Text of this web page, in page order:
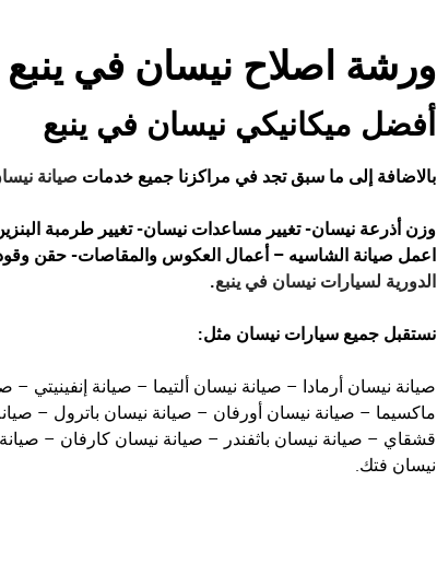
ورشة اصلاح نيسان في ينبع
أفضل ميكانيكي نيسان في ينبع
بالاضافة إلى ما سبق تجد في مراكزنا جميع خدمات صيانة
وزن أذرعة نيسان- تغيير مساعدات نيسان- تغيير طرمبة
اعمل صيانة الشاسيه – أعمال العكوس والمقاصات- حقن
الدورية لسيارات نيسان في ينبع.
نستقبل جميع سيارات نيسان مثل:
صيانة نيسان أرمادا – صيانة نيسان ألتيما – صيانة إنفينيتي
ماكسيما – صيانة نيسان أورفان – صيانة نيسان باترول –
قشقاي – صيانة نيسان باثفندر – صيانة نيسان كارفان –
نيسان فتك.